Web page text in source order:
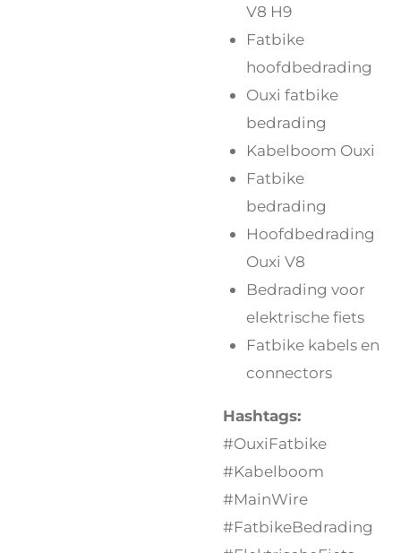
V8 H9
Fatbike
hoofdbedrading
Ouxi fatbike
bedrading
Kabelboom Ouxi
Fatbike
bedrading
Hoofdbedrading
Ouxi V8
Bedrading voor
elektrische fiets
Fatbike kabels en
connectors
Hashtags:
#OuxiFatbike
#Kabelboom
#MainWire
#FatbikeBedrading